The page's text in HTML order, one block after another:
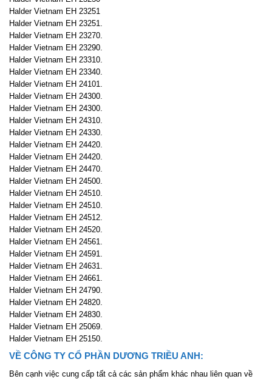
Halder Vietnam EH 23251
Halder Vietnam EH 23251.
Halder Vietnam EH 23270.
Halder Vietnam EH 23290.
Halder Vietnam EH 23310.
Halder Vietnam EH 23340.
Halder Vietnam EH 24101.
Halder Vietnam EH 24300.
Halder Vietnam EH 24300.
Halder Vietnam EH 24310.
Halder Vietnam EH 24330.
Halder Vietnam EH 24420.
Halder Vietnam EH 24420.
Halder Vietnam EH 24470.
Halder Vietnam EH 24500.
Halder Vietnam EH 24510.
Halder Vietnam EH 24510.
Halder Vietnam EH 24512.
Halder Vietnam EH 24520.
Halder Vietnam EH 24561.
Halder Vietnam EH 24591.
Halder Vietnam EH 24631.
Halder Vietnam EH 24661.
Halder Vietnam EH 24790.
Halder Vietnam EH 24820.
Halder Vietnam EH 24830.
Halder Vietnam EH 25069.
Halder Vietnam EH 25150.
VỀ CÔNG TY CỔ PHẦN DƯƠNG TRIỀU ANH:
Bên cạnh việc cung cấp tất cả các sản phẩm khác nhau liên quan về